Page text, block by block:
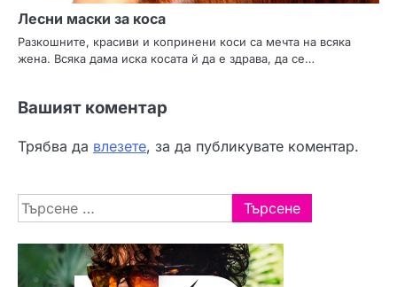
Лесни маски за коса
Разкошните, красиви и копринени коси са мечта на всяка
жена. Всяка дама иска косата й да е здрава, да се…
Вашият коментар
Трябва да влезете, за да публикувате коментар.
Търсене
за: